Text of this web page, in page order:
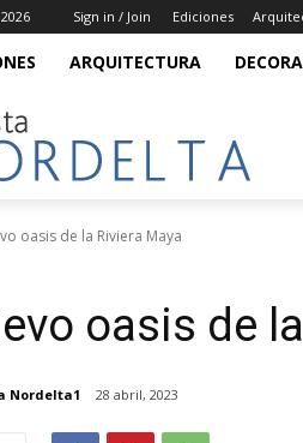
Sign in / Join Ediciones
ARQUITECTURA
oasis de la Riviera Maya
oasis de
Nordelta1 28 abril, 2023